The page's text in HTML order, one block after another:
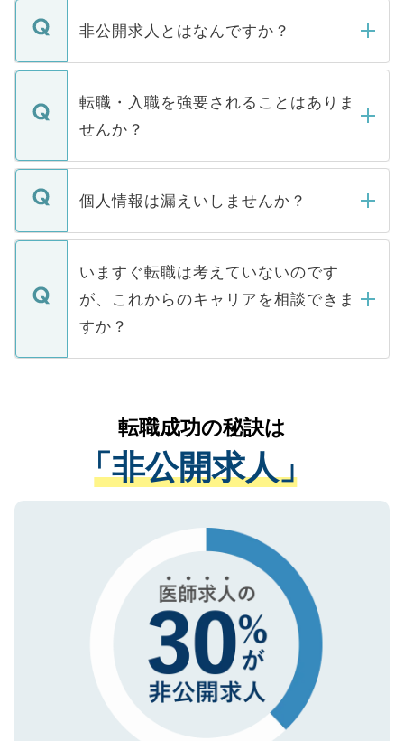
ご登録いただきましたら、弊社担当者がご
登録内容を確認し、その後メールもしくは
ます。通常、5営業日以内にはご連絡をせて
いただきますので、しばらくお待ちくださ
非公開求人とはなんですか？
マイナビDOCTORで取り扱っている求人の
うち約3割は、Webサイトからご覧いただ
けない「非公開求人」です。非公開求人は
下記の理由によって、一般には公開してい
ません。
■応募殺到を避けるため 人気のある医療機
関を公にしてしまうと、応募が殺到する場
に、医療機関が求める条件に合った人材の
みを人材紹介会社に依頼するケースが増え
ています。
転職・入職を強要されることはありま
せんか？
転職・入職を強要することは一切ありませ
ん。また、仮に応募先から内定をいただい
定を承諾する必要はありません。内定先へ
の辞退の連絡はキャリアパートナーが行い
個人情報は漏えいしませんか？
個人情報が漏えいすることはありませんの
で、ご安心ください。当サイトからの登録
などで収集したご登録者様の個人情報は、
ご本人のキャリアアップおよび転職活動の
支援を目的に使用いたします。お預かりし
ているすべての個人データはご本人の許可
は、個人情報の取り扱いについての厳密な
管理基準を満たした事業者のみに付与され
る、プライバシーマークを取得済みです。
で、機密保持に関してもご安心ください。
いますぐ転職は考えていないのです
が、これからのキャリアを相談できま
すか？
かがいして、現在の医療機関の状況や紹介
経験をまじえながら、適切なアドバイスを
させていただきます。すぐにご転職をされ
ない方には、長期的なサポートが可能です
ので、まずはご登録ください。
転職成功の秘訣は
「非公開求人」